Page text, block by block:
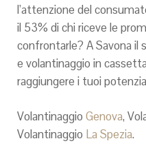
l’attenzione del
il 53% di chi riceve le
confrontarle? A Savona il
e volantinaggio in
raggiungere i tuoi
Volantinaggio Genova,
Volantinaggio La Spezia.